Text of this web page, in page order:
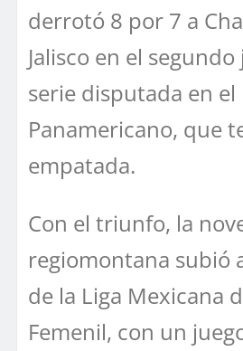
derrotó 8 por 7 a
Jalisco en el
serie disputada en el
Panamericano, que
empatada.
Con el triunfo, la
regiomontana subió
de la Liga Mexicana
Femenil, con un